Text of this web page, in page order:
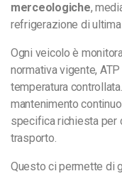
merceologiche,
refrigerazione di
Ogni veicolo è
normativa vigente,
temperatura
mantenimento
specifica richiesta per
trasporto.
Questo ci permette di